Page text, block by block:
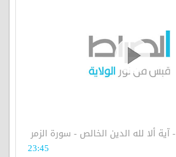
اقرأ وتدبر 781 - آية ألا لله الدين الخالص - سورة الزمر
23:45